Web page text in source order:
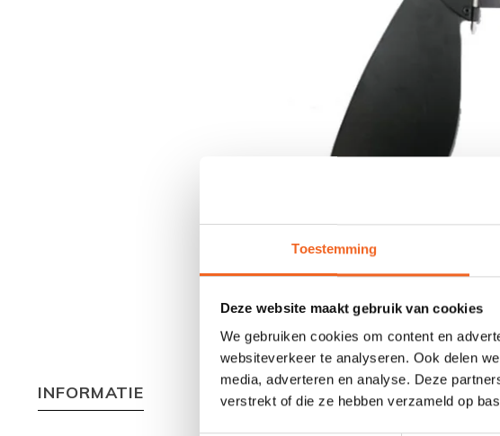
Toestemming
Deze website maakt gebruik van cookies
We gebruiken cookies om content en
websiteverkeer te analyseren. Ook delen
media, adverteren en analyse. Deze
verstrekt of die ze hebben verzameld op
INFORMATIE